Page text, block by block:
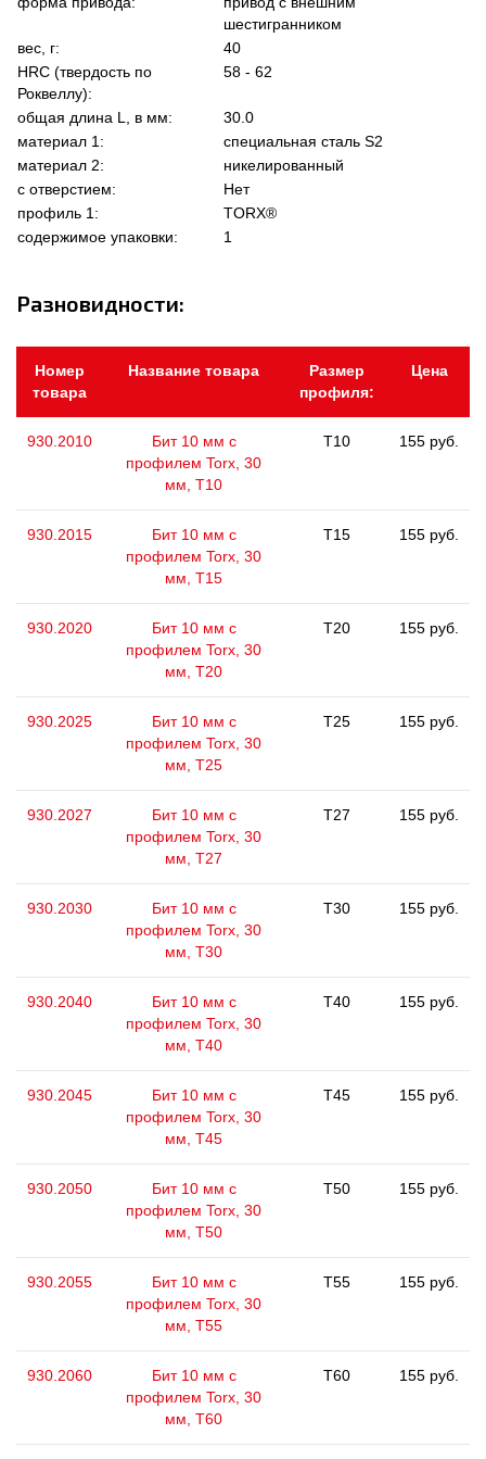
шестигранником
вес, г:
40
HRC (твердость по
Роквеллу):
58 - 62
общая длина L, в мм:
30.0
материал 1:
специальная сталь S2
материал 2:
никелированный
с отверстием:
Нет
профиль 1:
TORX®
содержимое упаковки:
1
Разновидности:
Номер
товара
Название товара
Размер
профиля:
Цена
930.2010
Бит 10 мм с
профилем Torx, 30
мм, Т10
T10 155 руб.
930.2015
Бит 10 мм с
профилем Torx, 30
мм, Т15
T15 155 руб.
930.2020
Бит 10 мм с
профилем Torx, 30
мм, Т20
T20 155 руб.
930.2025
Бит 10 мм с
профилем Torx, 30
мм, Т25
T25 155 руб.
930.2027
Бит 10 мм с
профилем Torx, 30
мм, Т27
T27 155 руб.
930.2030
Бит 10 мм с
профилем Torx, 30
мм, Т30
T30 155 руб.
930.2040
Бит 10 мм с
профилем Torx, 30
мм, Т40
T40 155 руб.
930.2045
Бит 10 мм с
профилем Torx, 30
мм, Т45
T45 155 руб.
930.2050
Бит 10 мм с
профилем Torx, 30
мм, Т50
T50 155 руб.
930.2055
Бит 10 мм с
профилем Torx, 30
мм, Т55
T55 155 руб.
930.2060
Бит 10 мм с
профилем Torx, 30
мм, Т60
T60 155 руб.